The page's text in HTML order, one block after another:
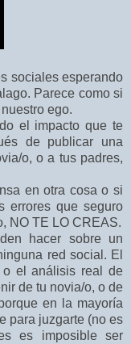
sociales esperando
Parece como si
ego.
el impacto que te
de publicar una
o, o a tus padres,
en otra cosa o si
errores que seguro
NO TE LO CREAS.
hacer sobre un
red social. El
o el análisis real de
de tu novia/o, o de
en la mayoría
para juzgarte (no es
es imposible ser